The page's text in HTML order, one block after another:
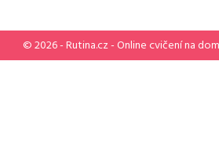
© 2026 - Rutina.cz- Online cvičení na